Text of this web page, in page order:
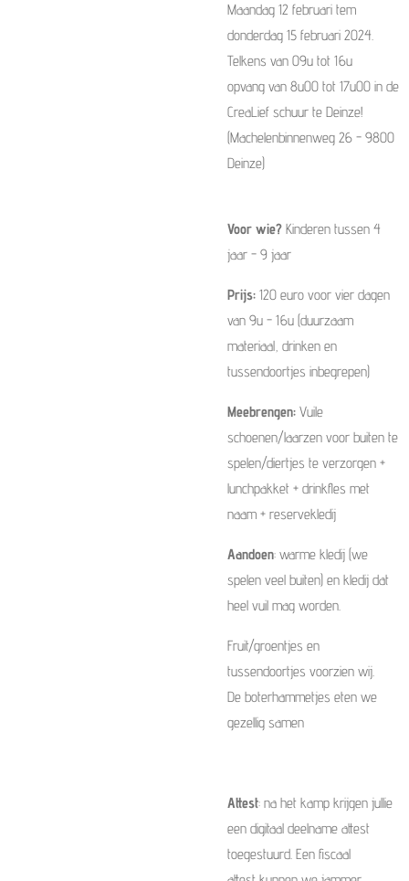
Maandag 12 februari tem
donderdag 15 februari 2024.
Telkens van 09u tot 16u
opvang van 8u00 tot 17u00 in de
CreaLief schuur te Deinze!
(Machelenbinnenweg 26 - 9800
Deinze)
Voor wie? Kinderen tussen 4
jaar - 9 jaar
Prijs: 120 euro voor vier dagen
van 9u - 16u (duurzaam
materiaal, drinken en
tussendoortjes inbegrepen)
Meebrengen: Vuile
schoenen/laarzen voor buiten te
spelen/diertjes te verzorgen +
lunchpakket + drinkfles met
naam + reservekledij
Aandoen: warme kledij (we
spelen veel buiten) en kledij dat
heel vuil mag worden.
Fruit/groentjes en
tussendoortjes voorzien wij.
De boterhammetjes eten we
gezellig samen
Attest: na het kamp krijgen jullie
een digitaal deelname attest
toegestuurd. Een fiscaal